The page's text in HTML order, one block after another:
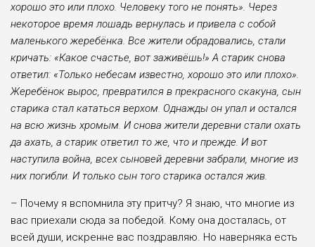
хорошо это или плохо. Человеку того не понять». Через
некоторое время лошадь вернулась и привела с собой
маленького жеребёнка. Все жители обрадовались, стали
кричать: «Какое счастье, вот заживёшь!» А старик снова
ответил: «Только небесам известно, хорошо это или плохо».
Жеребёнок вырос, превратился в прекрасного скакуна, сын
старика стал кататься верхом. Однажды он упал и остался
на всю жизнь хромым. И снова жители деревни стали охать
да ахать, а старик ответил то же, что и прежде. И вот
наступила война, всех сыновей деревни забрали, многие из
них погибли. И только сын того старика остался жив.
– Почему я вспомнила эту притчу? Я знаю, что многие из
вас приехали сюда за победой. Кому она досталась, от
всей души, искренне вас поздравляю. Но наверняка есть